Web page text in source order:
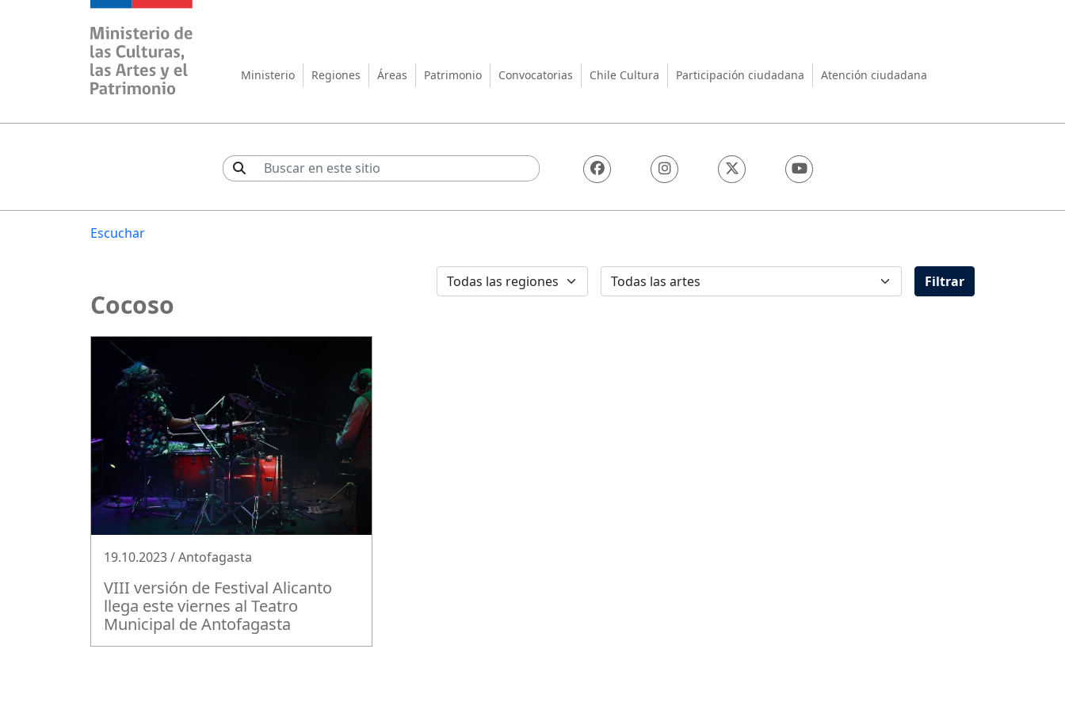
Ministerio de las Culturas, las Artes y el Patrimonio
Ministerio Regiones Áreas Patrimonio Convocatorias Chile Cultura Participación ciudadana Atención ciudadana
Escuchar
Filtrar
Cocoso
19.10.2023 / Antofagasta
VIII versión de Festival Alicanto
llega este viernes al Teatro
Municipal de Antofagasta